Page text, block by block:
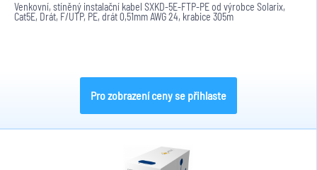
Venkovní, stíněný instalační kabel SXKD-5E-FTP-PE od výrobce Solarix,
Cat5E, Drát, F/UTP, PE, drát 0,51mm AWG 24, krabice 305m
Pro zobrazení ceny se přihlaste